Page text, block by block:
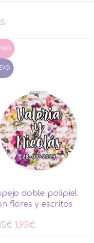
doble polipiel
flores y escritos
€ 1,95€